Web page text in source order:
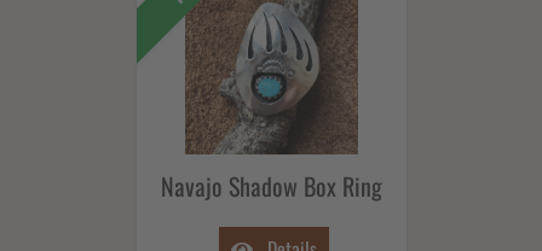
Navajo Shadow Box Ring